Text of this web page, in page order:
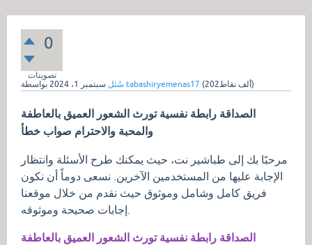
0
تصويتات
سُئل سبتمبر 1، 2024 tabashiryemenas17 ( 202ألف نقاط)
الصداقة رابطة نفسية تورث الشعور العميق بالعاطفة
والمحبة والاحترام صواب خطأ
مرحبًا بك إلى طباشير نت، حيث يمكنك طرح الأسئلة وانتظار
الإجابة عليها من المستخدمين الآخرين. نسعى دوماً أن نكون
فريق كامل وشامل وموثوق حيث نقدم من خلال موقعنا
الصداقة رابطة نفسية تورث الشعور العميق بالعاطفة